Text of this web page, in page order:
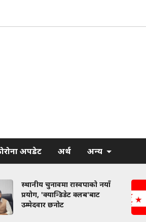
अपडेट अर्थ अन्य
स्थानीय चुनावमा रास्वपाको नयाँ
प्रयोग, 'क्यान्डिडेट क्लब'बाट
उम्मेदवार छनोट